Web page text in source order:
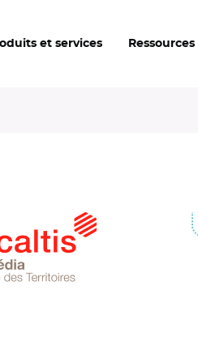
et services Ressources